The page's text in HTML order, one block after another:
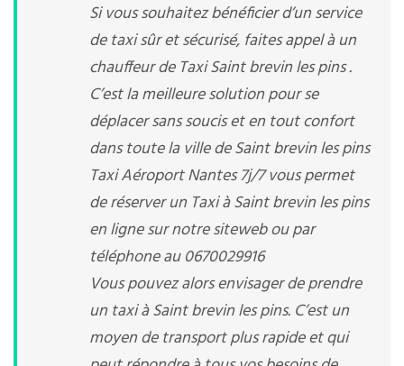
Si vous souhaitez bénéficier d’un service
de taxi sûr et sécurisé, faites appel à un
chauffeur de Taxi Saint brevin les pins .
C’est la meilleure solution pour se
déplacer sans soucis et en tout confort
dans toute la ville de Saint brevin les pins
Taxi Aéroport Nantes 7j/7 vous permet
de réserver un Taxi à Saint brevin les pins
en ligne sur notre siteweb ou par
téléphone au 0670029916
Vous pouvez alors envisager de prendre
un taxi à Saint brevin les pins. C’est un
moyen de transport plus rapide et qui